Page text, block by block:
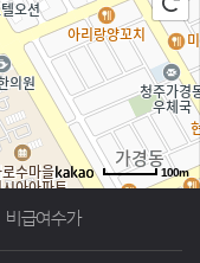
100m
로드뷰 길찾기
비급여수가